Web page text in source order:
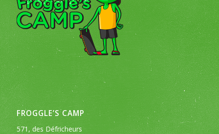
FROGGLE’S CAMP
571, des Défricheurs